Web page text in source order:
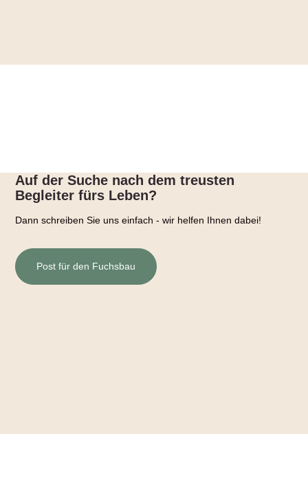
Auf der Suche nach dem treusten
Begleiter fürs Leben?
Dann schreiben Sie uns einfach - wir helfen Ihnen dabei!
Post für den Fuchsbau